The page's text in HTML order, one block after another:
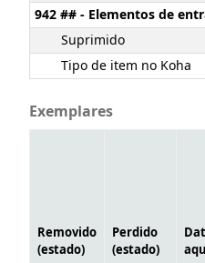
942 ## - Elementos de
Suprimido
Tipo de item no Koha
Exemplares
Removido
(estado)
Perdido
(estado)